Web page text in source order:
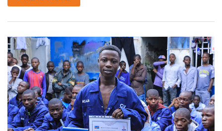
profesional
para
jóvenes
víctimas
de
la
violencia
en
R.D.
Congo